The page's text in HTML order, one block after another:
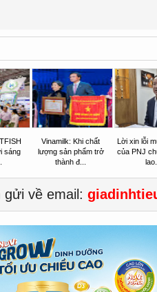
sáng
Vinamilk: Khi chất
lượng sản phẩm trở
thành đ...
Lời xin lỗi
của PNJ
gửi về email: